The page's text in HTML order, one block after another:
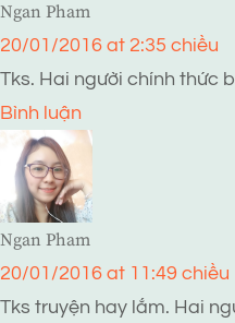
Ngan Pham
20/01/2016 at 2:35 chiều
Tks. Hai người chính thức
Bình luận
Ngan Pham
20/01/2016 at 11:49 chiều
Tks truyện hay lắm. Hai